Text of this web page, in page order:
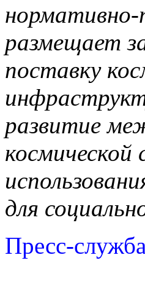
нормативно-
размещает
поставку
развитие
космической
для
Пресс-